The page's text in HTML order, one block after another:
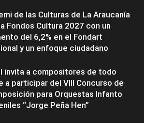
de las Culturas de La Araucanía
Fondos Cultura 2027 con un
del 6,2% en el Fondart
y un enfoque ciudadano
invita a compositores de todo
a participar del VIII Concurso de
para Orquestas Infanto
“Jorge Peña Hen”